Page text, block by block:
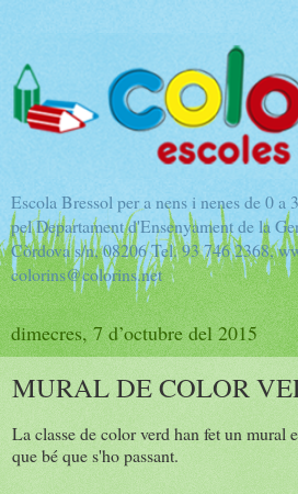
Escola Bressol per a nens i nenes de 0 a
pel Departament d'Ensenyament de la
Còrdova s/n, 08206 Tel. 93 746 2368,
colorins@colorins.net
dimecres, 7 d’octubre del 2015
MURAL DE COLOR
La classe de color verd han fet un mural
que bé que s'ho passant.